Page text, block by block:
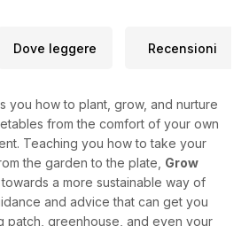
Dove leggere Recensioni
you how to plant, grow, and nurture
from the comfort of your own
Teaching you how to take your
the garden to the plate, Grow
a more sustainable way of
and advice that can get you
patch, greenhouse, and even your